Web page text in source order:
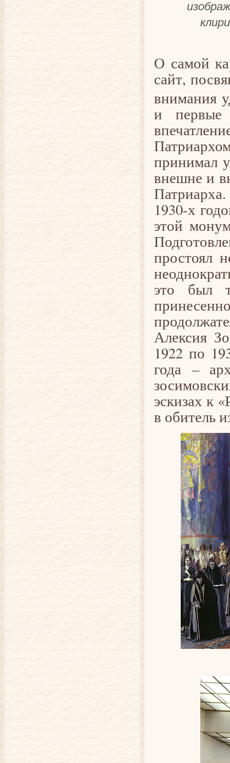
О самой
сайт,
внимания
и первые
принимал
внешне и
1930-х
этой
простоял
это был
Алексия
1922 по
года –
эскизах к
в обитель